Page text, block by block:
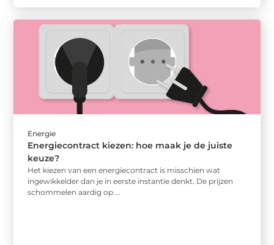
Energie
Energiecontract kiezen: hoe maak je de juiste
keuze?
Het kiezen van een energiecontract is misschien wat
ingewikkelder dan je in eerste instantie denkt. De prijzen
schommelen aardig op ...